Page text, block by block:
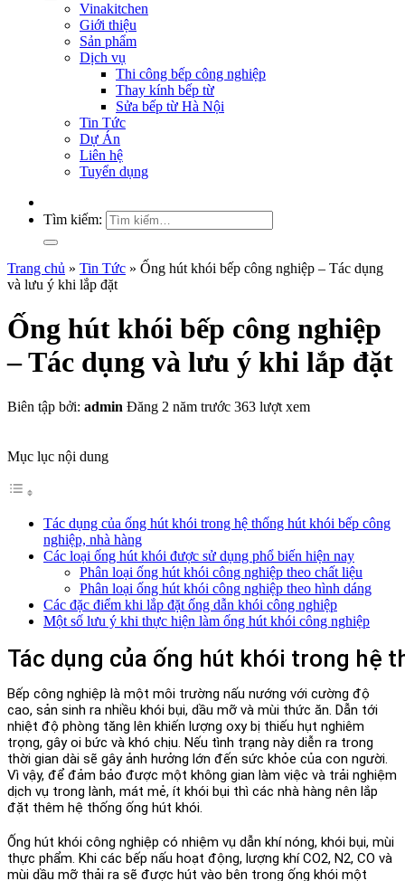
Vinakitchen
Giới thiệu
Sản phẩm
Dịch vụ
Thi công bếp công nghiệp
Thay kính bếp từ
Sửa bếp từ Hà Nội
Tin Tức
Dự Án
Liên hệ
Tuyển dụng
Tìm kiếm:
Trang chủ » Tin Tức » Ống hút khói bếp công nghiệp – Tác dụng
và lưu ý khi lắp đặt
Ống hút khói bếp công nghiệp
– Tác dụng và lưu ý khi lắp đặt
Biên tập bởi: admin Đăng 2 năm trước 363 lượt xem
Mục lục nội dung
Tác dụng của ống hút khói trong hệ thống hút khói bếp công
nghiệp, nhà hàng
Các loại ống hút khói được sử dụng phổ biến hiện nay
Phân loại ống hút khói công nghiệp theo chất liệu
Phân loại ống hút khói công nghiệp theo hình dáng
Các đặc điểm khi lắp đặt ống dẫn khói công nghiệp
Một số lưu ý khi thực hiện làm ống hút khói công nghiệp
Tác dụng của ống hút khói trong hệ
Bếp công nghiệp là một môi trường nấu nướng với cường độ
cao, sản sinh ra nhiều khói bụi, dầu mỡ và mùi thức ăn. Dẫn tới
nhiệt độ phòng tăng lên khiến lượng oxy bị thiếu hụt nghiêm
trọng, gây oi bức và khó chịu. Nếu tình trạng này diễn ra trong
thời gian dài sẽ gây ảnh hưởng lớn đến sức khỏe của con người.
Vì vậy, để đảm bảo được một không gian làm việc và trải nghiệm
dịch vụ trong lành, mát mẻ, ít khói bụi thì các nhà hàng nên lắp
đặt thêm hệ thống ống hút khói.
Ống hút khói công nghiệp có nhiệm vụ dẫn khí nóng, khói bụi, mùi
thực phẩm. Khi các bếp nấu hoạt động, lượng khíCO2, N2, CO và
mùi dầu mỡ thải ra sẽ được hút vào bên trong ống khói một